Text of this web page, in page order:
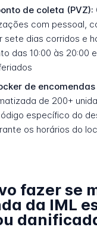
de coleta (PVZ):
com pessoal,
sete dias corridos e
das 10:00 às 20:00
de
de 200+
específico do
os horários do
fazer se
da IML